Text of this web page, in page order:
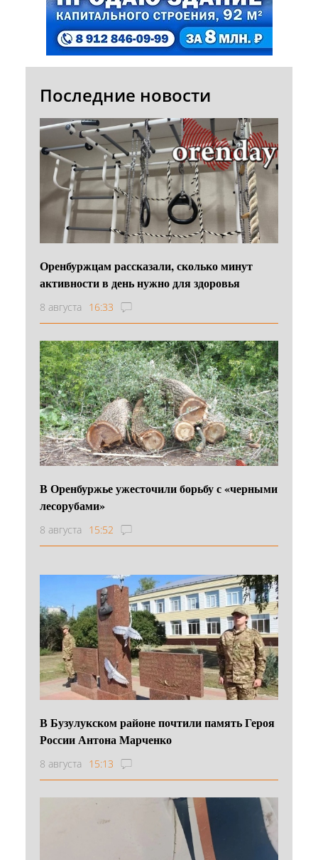
Последние новости
Оренбуржцам рассказали, сколько минут
активности в день нужно для здоровья
8 августа 16:33
В Оренбуржье ужесточили борьбу с «черными
лесорубами»
8 августа 15:52
В Бузулукском районе почтили память Героя
России Антона Марченко
8 августа 15:13